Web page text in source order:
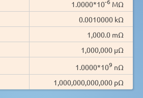
1.0000*10
MΩ
0.0010000 kΩ
1,000.0 mΩ
1,000,000 µΩ
1.0000*109 nΩ
1,000,000,000,000 pΩ